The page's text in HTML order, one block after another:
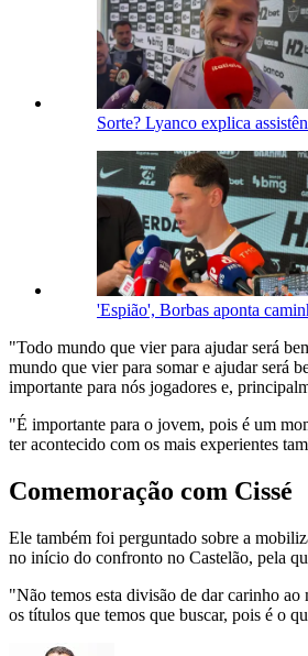
Sorte? Lyanco explica
'Espião', Borbas aponta
"Todo mundo que vier para ajudar será
mundo que vier para somar e ajudar será
importante para nós jogadores e,
"É importante para o jovem, pois é um
ter acontecido com os mais experientes
Comemoração com Cissé
Ele também foi perguntado sobre a
no início do confronto no Castelão, pela
"Não temos esta divisão de dar carinho
os títulos que temos que buscar, pois é o